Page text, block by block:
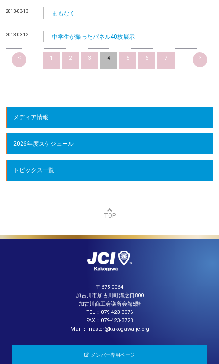
2013-03-13 まもなく…
2013-03-12 中学生が撮ったパネル40枚展示
< 1 2 3 4 5 6 7 >
メディア情報
2026年度スケジュール
トピックス一覧
TOP
〒675-0064
加古川市加古川町溝之口800
加古川商工会議所会館5階
TEL：079-423-3076
FAX：079-423-3728
Mail：master@kakogawa-jc.org
メンバー専用ページ